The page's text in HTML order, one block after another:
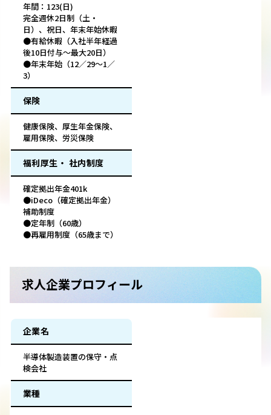
年間：123(日)
完全週休2日制（土・
日）、祝日、年末年始休暇
●有給休暇（入社半年経過
後10日付与～最大20日）
●年末年始（12／29～1／
3）
保険
健康保険、厚生年金保険、
雇用保険、労災保険
福利厚生・ 社内制度
確定拠出年金401k
●iDeco（確定拠出年金）
補助制度
●定年制（60歳）
●再雇用制度（65歳まで）
求人企業プロフィール
企業名
半導体製造装置の保守・点
検会社
業種